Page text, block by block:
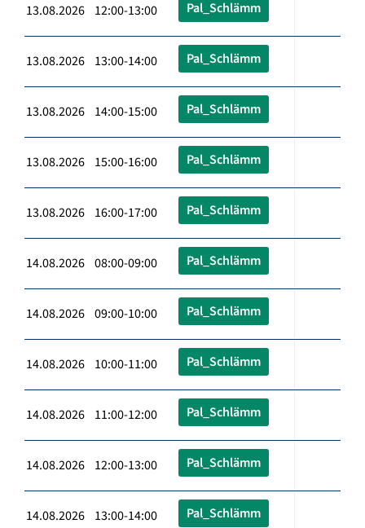
13.08.2026 12:00-13:00 Pal_Schlämm
13.08.2026 13:00-14:00 Pal_Schlämm
13.08.2026 14:00-15:00 Pal_Schlämm
13.08.2026 15:00-16:00 Pal_Schlämm
13.08.2026 16:00-17:00 Pal_Schlämm
14.08.2026 08:00-09:00 Pal_Schlämm
14.08.2026 09:00-10:00 Pal_Schlämm
14.08.2026 10:00-11:00 Pal_Schlämm
14.08.2026 11:00-12:00 Pal_Schlämm
14.08.2026 12:00-13:00 Pal_Schlämm
14.08.2026 13:00-14:00 Pal_Schlämm